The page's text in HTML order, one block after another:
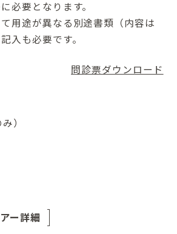
必要となります。
用途が異なる別途書類（内容は
入も必要です。
問診票ダウンロード
）
ー詳細